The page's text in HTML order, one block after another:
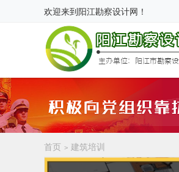
欢迎来到阳江勘察设计网 ！
首页 > 建筑培训